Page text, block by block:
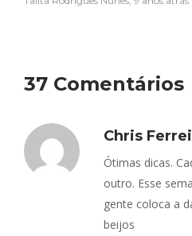
37 Comentários
Chris
Ótimas dicas.
outro. Esse
gente coloca a
beijos